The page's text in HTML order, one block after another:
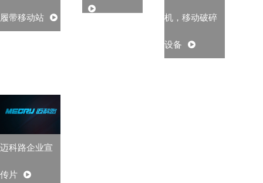
履带移动站 机，移动破碎
设备
迈科路企业宣
传片